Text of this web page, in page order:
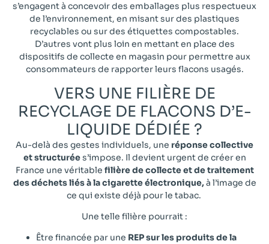
s’engagent à concevoir des emballages plus respectueux
de l’environnement, en misant sur des plastiques
recyclables ou sur des étiquettes compostables.
D’autres vont plus loin en mettant en place des
dispositifs de collecte en magasin pour permettre aux
consommateurs de rapporter leurs flacons usagés.
VERS UNE FILIÈRE DE
RECYCLAGE DE FLACONS D’E-
LIQUIDE DÉDIÉE ?​
Au-delà des gestes individuels, une réponse collective
et structurées’impose. Il devient urgent de créer en
France une véritable filière de collecte et de traitement
des déchets liés à la cigarette électronique,à l’image de
ce qui existe déjà pour le tabac.
Une telle filière pourrait :
Être financée par une REP sur les produits de la